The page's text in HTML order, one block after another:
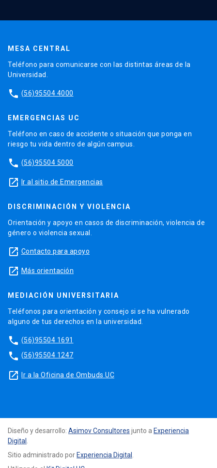
MESA CENTRAL
Teléfono para comunicarse con las distintas áreas de la
Universidad.
phone (56)95504 4000
EMERGENCIAS UC
Teléfono en caso de accidente o situación que ponga en
riesgo tu vida dentro de algún campus.
phone (56)95504 5000
launch Ir al sitio de Emergencias
DISCRIMINACIÓN Y VIOLENCIA
Orientación y apoyo en casos de discriminación, violencia de
género o violencia sexual.
launch Contacto para apoyo
launch Más orientación
MEDIACIÓN UNIVERSITARIA
Teléfonos para orientación y consejo si se ha vulnerado
alguno de tus derechos en la universidad.
phone (56)95504 1691
phone (56)95504 1247
launch Ir a la Oficina de Ombuds UC
Diseño y desarrollo: Asimov Consultores junto a Experiencia
Digital
Sitio administrado por Experiencia Digital